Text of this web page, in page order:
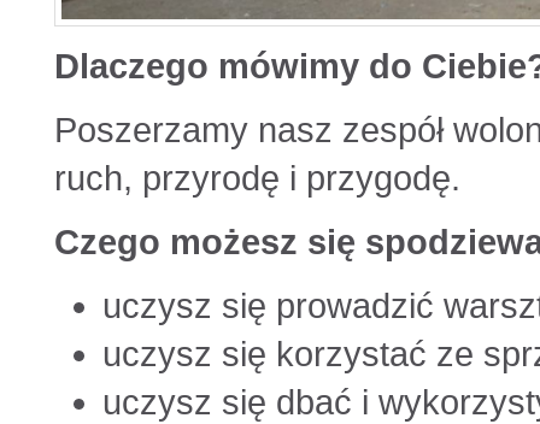
Dlaczego mówimy do
Poszerzamy nasz zespół
ruch, przyrodę i przygodę.
Czego możesz się
uczysz się prowadzić
uczysz się korzystać ze
uczysz się dbać i